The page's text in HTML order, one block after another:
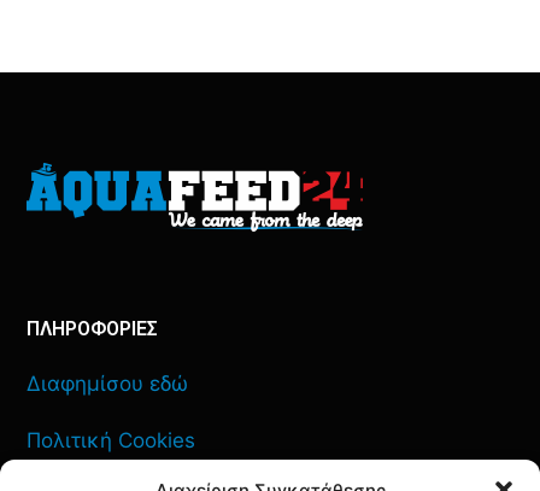
ΠΛΗΡΟΦΟΡΙΕΣ
Διαφημίσου εδώ
Πολιτική Cookies